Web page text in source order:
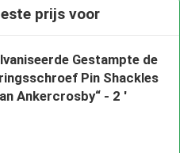
prijs voor
Gestampte de
Pin Shackles
Ankercrosby“ - 2 '